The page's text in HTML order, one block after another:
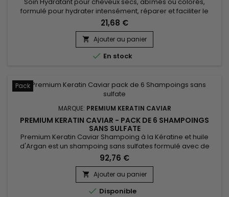
formulé pour hydrater intensément, réparer et faciliter le
démêlage. Enrichi en kératine, panthénol, collagène, huile
d’argan et protéine de soie, ce soin renforce la fibre
capillaire, protège contre la casse et lisse les longueurs. Le
Soin Hydratant Premium Keratin Caviar reconstruit la
structure...
21,68 €
 Ajouter au panier
 En stock
Pack
MARQUE: PREMIUM KERATIN CAVIAR
PREMIUM KERATIN CAVIAR - PACK DE 6 SHAMPOINGS
SANS SULFATE
Premium Keratin Caviar Shampoing à la Kératine et huile
d'Argan est un shampoing sans sulfates formulé avec de
l'huile d'Argan, de la Kératine et des protéine de Soie.&nbsp;
Il est destiné à prolonger la vie et l'effet des lissages à la
kératine.&nbsp; Il renforce le cheveu, le nourrit, lui donne plus
de brillance et de souplesse.&nbsp; Premium Keratin...
92,76 €
 Ajouter au panier
 Disponible